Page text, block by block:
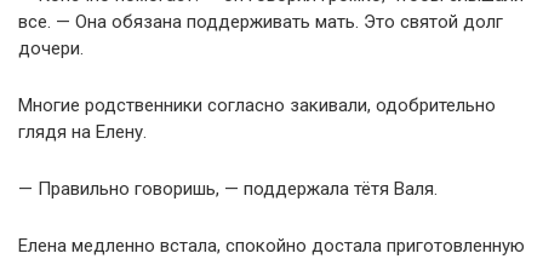
все. — Она обязана поддерживать мать. Это святой долг
дочери.
Многие родственники согласно закивали, одобрительно
глядя на Елену.
— Правильно говоришь, — поддержала тётя Валя.
Елена медленно встала, спокойно достала приготовленную